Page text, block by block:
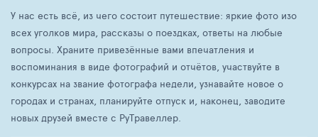
У нас есть всё, из чего состоит путешествие: яркие фото изо
всех уголков мира, рассказы о поездках, ответы на любые
вопросы. Храните привезённые вами впечатления и
воспоминания в виде фотографий и отчётов, участвуйте в
конкурсах на звание фотографа недели, узнавайте новое о
городах и странах, планируйте отпуск и, наконец, заводите
новых друзей вместе с РуТравеллер.